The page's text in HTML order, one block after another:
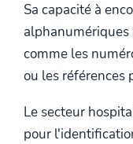
Sa capacité à
comme les
ou les références
Le secteur
pour